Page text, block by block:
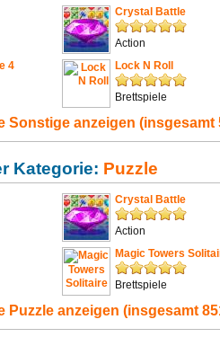
Crystal Battle
Action
4
Lock N Roll
Brettspiele
Sonstige anzeigen (insgesamt
Kategorie: Puzzle
Crystal Battle
Action
Magic Towers
Brettspiele
Puzzle anzeigen (insgesamt